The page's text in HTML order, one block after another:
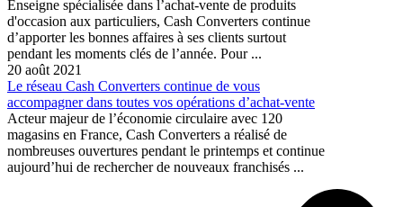
Enseigne spécialisée dans l’achat-vente de produits
d'occasion aux particuliers, Cash Converters continue
d’apporter les bonnes affaires à ses clients surtout
pendant les moments clés de l’année. Pour ...
20 août 2021
Le réseau Cash Converters continue de vous
accompagner dans toutes vos opérations d’achat-vente
Acteur majeur de l’économie circulaire avec 120
magasins en France, Cash Converters a réalisé de
nombreuses ouvertures pendant le printemps et continue
aujourd’hui de rechercher de nouveaux franchisés ...